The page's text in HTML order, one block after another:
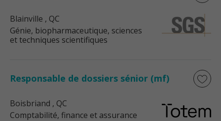
Blainville , QC
Génie, biopharmaceutique, sciences
et techniques scientifiques
Responsable de dossiers sénior (mf)
Boisbriand , QC
Comptabilité, finance et assurance